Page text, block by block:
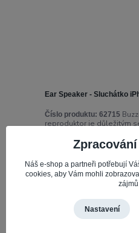
Ear Speaker - Sluchátko
Číslo produktu: 62715
reproduktor je důležitým
uživatele na příchozí
Skladem 5
Náš e-shop a partneři potřebují
cookies, aby Vám mohli
Nastavení